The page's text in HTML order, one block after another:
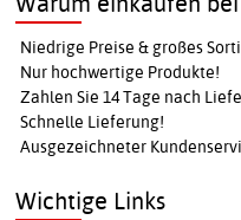
Niedrige Preise & großes
Nur hochwertige Produkte!
Zahlen Sie 14 Tage nach
Schnelle Lieferung!
Ausgezeichneter
Wichtige Links